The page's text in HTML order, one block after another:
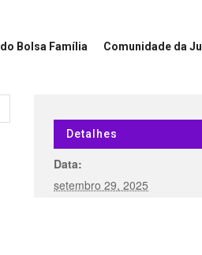
do Bolsa Família Comunidade da Ju
Detalhes
Data:
setembro 29, 2025